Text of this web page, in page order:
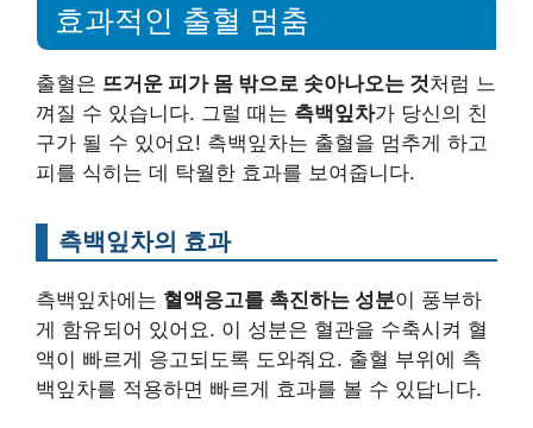
효과적인 출혈 멈춤
출혈은 뜨거운 피가 몸 밖으로 솟아나오는 것처럼 느
껴질 수 있습니다. 그럴 때는 측백잎차가 당신의 친
구가 될 수 있어요! 측백잎차는 출혈을 멈추게 하고
피를 식히는 데 탁월한 효과를 보여줍니다.
측백잎차의 효과
측백잎차에는 혈액응고를 촉진하는 성분이 풍부하
게 함유되어 있어요. 이 성분은 혈관을 수축시켜 혈
액이 빠르게 응고되도록 도와줘요. 출혈 부위에 측
백잎차를 적용하면 빠르게 효과를 볼 수 있답니다.